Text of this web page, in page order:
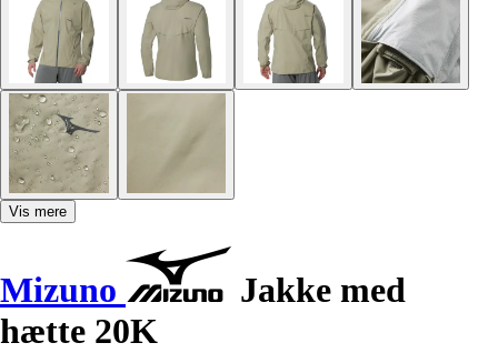
Vis mere
Mizuno
Jakke med
hætte 20K